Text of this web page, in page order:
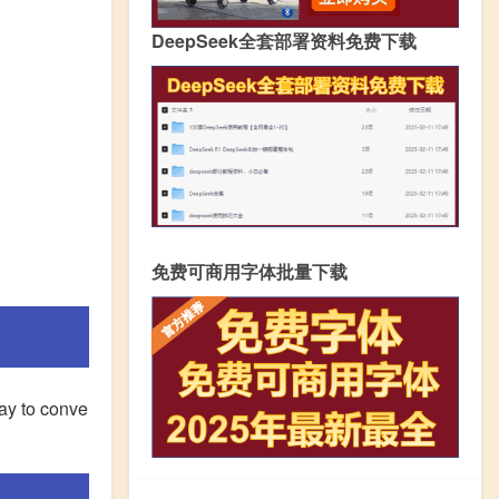
to conve
DeepSeek全套部署资料免费下载
免费可商用字体批量下载